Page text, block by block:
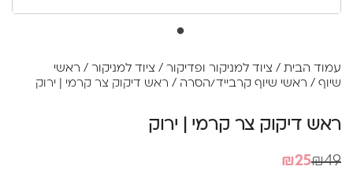
עמוד הבית / ציוד למניקור ופדיקור / ציוד למניקור / ראשי
שיוף / ראשי שיוף קרבייד/הסרה / ראש דיקוק צר קרמי | ירוק
ראש דיקוק צר קרמי | ירוק
₪49
המחיר₪25
המחיר